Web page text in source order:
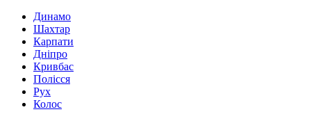
Динамо
Шахтар
Карпати
Дніпро
Кривбас
Полісся
Рух
Колос